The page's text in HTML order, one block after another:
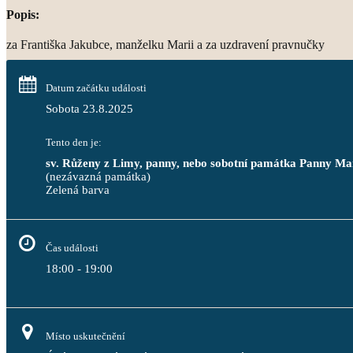
Popis:
za Františka Jakubce, manželku Marii a za uzdravení pravnučky
Datum začátku události
Sobota 23.8.2025
Tento den je:
sv. Růženy z Limy, panny, nebo sobotní památka Panny
(nezávazná památka)
Zelená
Čas události
18:00 - 19:00
Místo uskutečnění